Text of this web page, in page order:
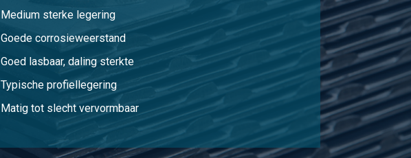
Medium sterke legering
Goede corrosieweerstand
Goed lasbaar, daling sterkte
Typische profiellegering
Matig tot slecht vervormbaar